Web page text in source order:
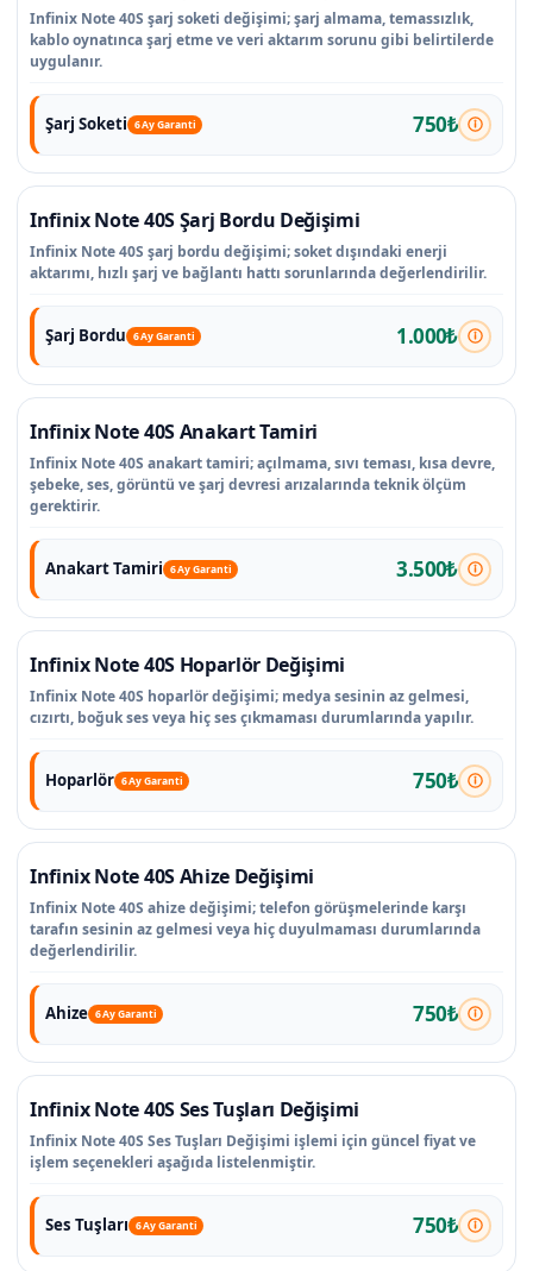
Infinix Note 40S şarj soketi değişimi; şarj almama, temassızlık,
kablo oynatınca şarj etme ve veri aktarım sorunu gibi belirtilerde
uygulanır.
Şarj Soketi 6 Ay Garanti 750₺
Infinix Note 40S Şarj Bordu Değişimi
Infinix Note 40S şarj bordu değişimi; soket dışındaki enerji
aktarımı, hızlı şarj ve bağlantı hattı sorunlarında değerlendirilir.
Şarj Bordu 6 Ay Garanti 1.000₺
Infinix Note 40S Anakart Tamiri
Infinix Note 40S anakart tamiri; açılmama, sıvı teması, kısa devre,
şebeke, ses, görüntü ve şarj devresi arızalarında teknik ölçüm
gerektirir.
Anakart Tamiri 6 Ay Garanti 3.500₺
Infinix Note 40S Hoparlör Değişimi
Infinix Note 40S hoparlör değişimi; medya sesinin az gelmesi,
cızırtı, boğuk ses veya hiç ses çıkmaması durumlarında yapılır.
Hoparlör 6 Ay Garanti 750₺
Infinix Note 40S Ahize Değişimi
Infinix Note 40S ahize değişimi; telefon görüşmelerinde karşı
tarafın sesinin az gelmesi veya hiç duyulmaması durumlarında
değerlendirilir.
Ahize 6 Ay Garanti 750₺
Infinix Note 40S Ses Tuşları Değişimi
Infinix Note 40S Ses Tuşları Değişimi işlemi için güncel fiyat ve
işlem seçenekleri aşağıda listelenmiştir.
Ses Tuşları 6 Ay Garanti 750₺